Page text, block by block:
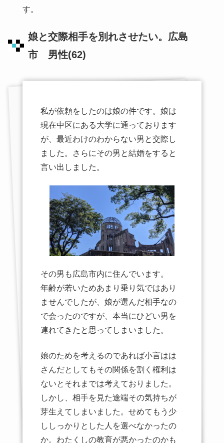
す。
娘と交際相手を別れさせたい。広島
市 男性(62)
私が依頼をしたのは娘の件です。娘は
現在中区にある大学に通っております
が、最近わけのわからない男と交際し
ました。さらにその男と結婚をすると
言い出しました。
その男も広島市内に住んでいます。
年齢が若いためあまり乗り気ではあり
ませんでしたが、娘が選んだ相手なの
で会ったのですが、本当にひどい男を
連れてきたと思ってしまいました。
娘のためを考えるのであれば小言はは
さんだとしてもその関係を割く権利は
ないとそれまでは考えておりました。
しかし、相手を見た途端その気持ちが
芽生えてしまいました。せめてもう少
ししっかりとした人を選べなかったの
か。わたくしの教育が悪かったのかも